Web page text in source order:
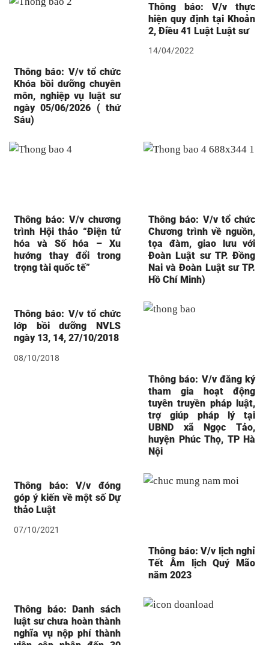
Thông báo: V/v tổ chức
Khóa bồi dưỡng chuyên
môn, nghiệp vụ luật sư
ngày 05/06/2026 ( thứ
Sáu)
Thông báo: V/v thực
hiện quy định tại Khoản
2, Điều 41 Luật Luật sư
14/04/2022
Thông báo: V/v chương
trình Hội thảo “Điện tử
hóa và Số hóa – Xu
hướng thay đổi trong
trọng tài quốc tế”
Thông báo: V/v tổ chức
Chương trình về nguồn,
tọa đàm, giao lưu với
Đoàn Luật sư TP. Đồng
Nai và Đoàn Luật sư TP.
Hồ Chí Minh)
Thông báo: V/v tổ chức
lớp bồi dưỡng NVLS
ngày 13, 14, 27/10/2018
08/10/2018
Thông báo: V/v đăng ký
tham gia hoạt động
tuyên truyền pháp luật,
trợ giúp pháp lý tại
UBND xã Ngọc Tảo,
huyện Phúc Thọ, TP Hà
Nội
Thông báo: V/v đóng
góp ý kiến về một số Dự
thảo Luật
07/10/2021
Thông báo: V/v lịch nghỉ
Tết Âm lịch Quý Mão
năm 2023
Thông báo: Danh sách
luật sư chưa hoàn thành
nghĩa vụ nộp phí thành